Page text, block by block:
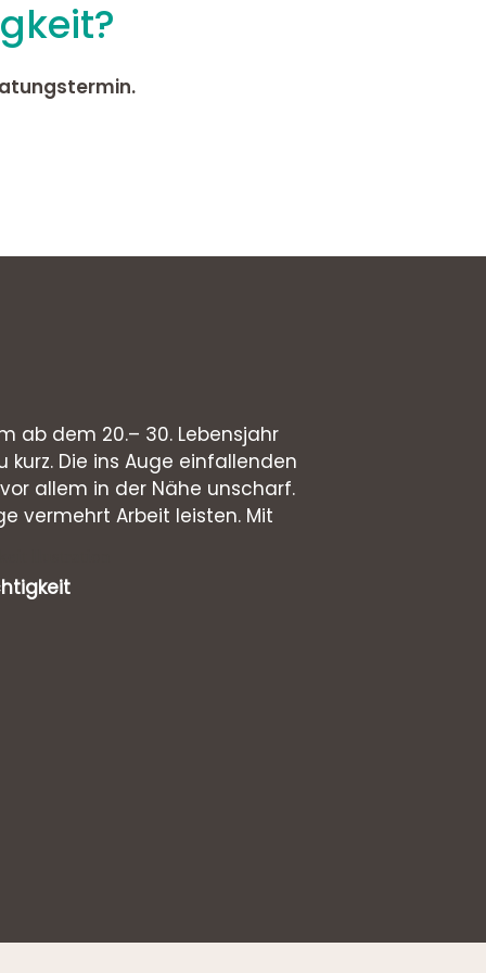
ab dem 20.– 30. Lebensjahr
Die ins Auge einfallenden
allem in der Nähe unscharf.
vermehrt Arbeit leisten. Mit